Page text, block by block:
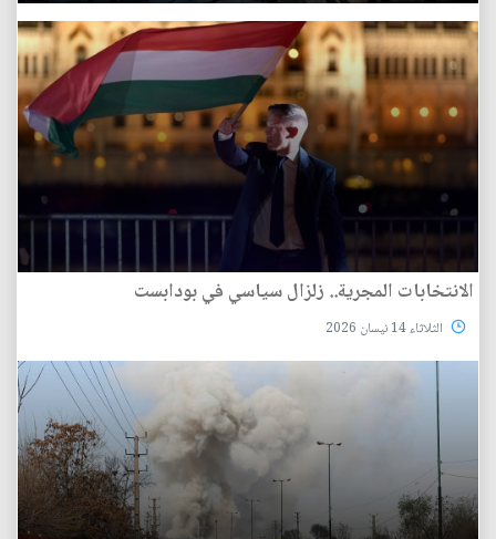
الانتخابات المجرية.. زلزال سياسي في بودابست
الثلاثاء 14 نيسان 2026